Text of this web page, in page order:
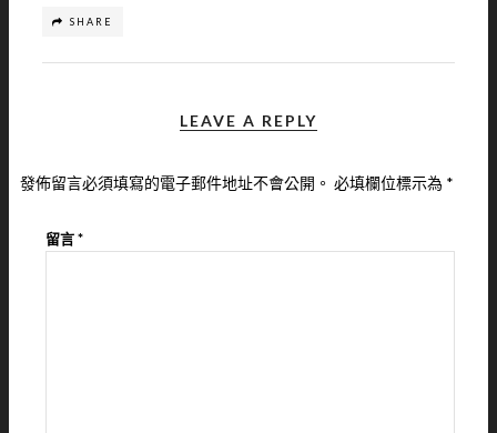
SHARE
LEAVE A REPLY
發佈留言必須填寫的電子郵件地址不會公開。 必填欄位標示為 *
留言*